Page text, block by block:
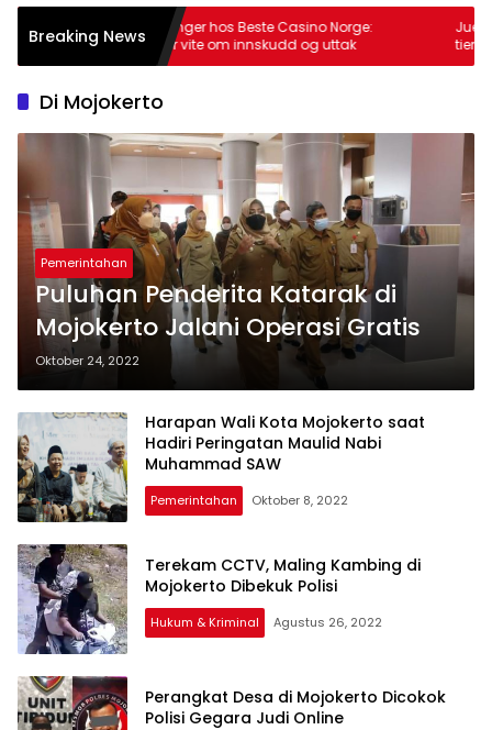
Breaking News
Sikre betalinger hos Beste Casino Norge:
hva du bør vite om innskudd og uttak
Juegos en
tiempo real
Di Mojokerto
Pemerintahan
Puluhan Penderita Katarak di
Mojokerto Jalani Operasi Gratis
Oktober 24, 2022
Harapan Wali Kota Mojokerto saat
Hadiri Peringatan Maulid Nabi
Muhammad SAW
Pemerintahan Oktober 8, 2022
Terekam CCTV, Maling Kambing di
Mojokerto Dibekuk Polisi
Hukum & Kriminal Agustus 26, 2022
Perangkat Desa di Mojokerto Dicokok
Polisi Gegara Judi Online